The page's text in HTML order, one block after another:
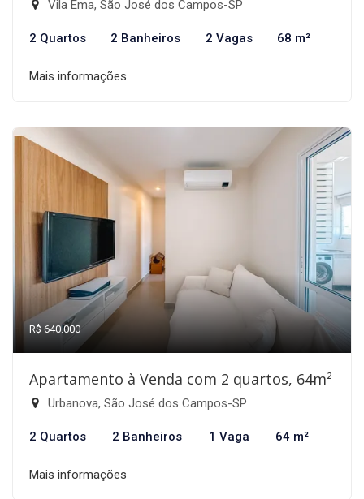
Vila Ema, São José dos Campos-SP
2 Quartos 2 Banheiros 2 Vagas 68 m²
Mais informações
R$ 640.000
Apartamento à Venda com 2 quartos, 64m²
Urbanova, São José dos Campos-SP
2 Quartos 2 Banheiros 1 Vaga 64 m²
Mais informações